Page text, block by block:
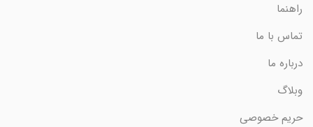
راهنما
تماس با ما
درباره ما
وبلاگ
حریم خصوصی